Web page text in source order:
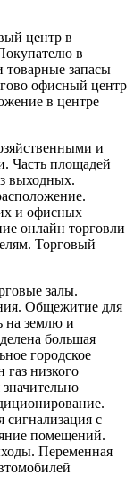
центр в
в
товарные запасы
офисный центр
в центре
и
Часть площадей
выходных.
и офисных
онлайн торговли
Торговый
залы.
Общежитие для
на землю и
большая
городское
низкого
с
помещений.
Переменная